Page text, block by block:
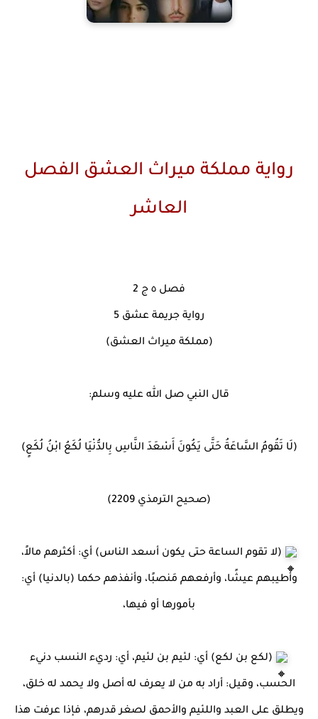
رواية مملكة ميراث العشق الفصل
العاشر
فصل ٥ ج 2
رواية جريمة عشق 5
(مملكة ميراث العشق)
قال النبي صل الله عليه وسلم:
(لَا تَقُومُ السَّاعَةُ حَتَّى يَكُونَ أَسْعَدَ النَّاسِ بِالدُّنْيَا لُكَعُ ابْنُ لُكَعٍ)
(صحيح الترمذي 2209)
(لا تقوم الساعة حتى يكون أسعد الناس) أي: أكثرهم مالاً،
وأطيبهم عيشًا، وأرفعهم مَنصبًا، وأنفذهم حكما (بالدنيا) أي:
بأمورها أو فيها،
(لكع بن لكع) أي: لئيم بن لئيم، أي: رديء النسب دنيء
الحسب، وقيل: أراد به من لا يعرف له أصل ولا يحمد له خلق،
ويطلق على العبد واللئيم والأحمق لصغر قدرهم، فإذا عرفت هذا